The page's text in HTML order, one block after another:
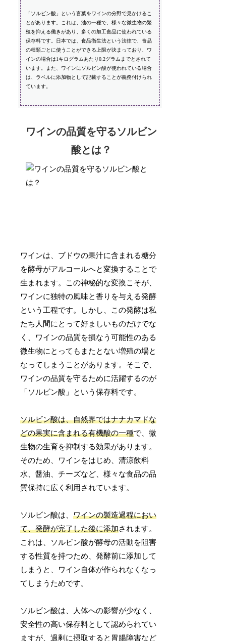
「ソルビン酸」という言葉をワインの分野で見かけるこ
とがあります。これは、油の一種で、様々な微生物の繁
殖を抑える働きがあり、多くの加工食品に使われている
保存料です。日本では、食品衛生法という法律で、食品
の種類ごとに使うことができる上限が決まっており、ワ
インの場合は1キログラムあたり0.2グラムまでとされて
います。また、ワインにソルビン酸が使われている場合
は、ラベルに添加物として記載することが義務付けられ
ています。
ワインの品質を守るソルビン
酸とは？
ワインは、ブドウの果汁に含まれる糖分
を酵母がアルコールへと変換することで
生まれます。この神秘的な変換こそが、
ワインに独特の風味と香りを与える発酵
という工程です。しかし、この発酵は私
たち人間にとって好ましいものだけでな
く、ワインの品質を損なう可能性のある
微生物にとってもまたとない増殖の場と
なってしまうことがあります。そこで、
ワインの品質を守るために活躍するのが
「ソルビン酸」という保存料です。
ソルビン酸は、自然界ではナナカマドな
どの果実に含まれる有機酸の一種で、微
生物の生育を抑制する効果があります。
そのため、ワインをはじめ、清涼飲料
水、醤油、チーズなど、様々な食品の品
質保持に広く利用されています。
ソルビン酸は、ワインの製造過程におい
て、発酵が完了した後に添加されます。
これは、ソルビン酸が酵母の活動を阻害
する性質を持つため、発酵前に添加して
しまうと、ワイン自体が作られなくなっ
てしまうためです。
ソルビン酸は、人体への影響が少なく、
安全性の高い保存料として認められてい
ますが、過剰に摂取すると胃腸障害など